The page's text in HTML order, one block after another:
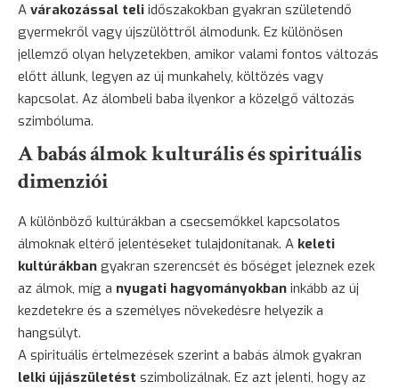
A várakozással teli időszakokban gyakran születendő
gyermekről vagy újszülöttről álmodunk. Ez különösen
jellemző olyan helyzetekben, amikor valami fontos változás
előtt állunk, legyen az új munkahely, költözés vagy
kapcsolat. Az álombeli baba ilyenkor a közelgő változás
szimbóluma.
A babás álmok kulturális és spirituális
dimenziói
A különböző kultúrákban a csecsemőkkel kapcsolatos
álmoknak eltérő jelentéseket tulajdonítanak. A keleti
kultúrákban gyakran szerencsét és bőséget jeleznek ezek
az álmok, míg a nyugati hagyományokban inkább az új
kezdetekre és a személyes növekedésre helyezik a
hangsúlyt.
A spirituális értelmezések szerint a babás álmok gyakran
lelki újjászületést szimbolizálnak. Ez azt jelenti, hogy az